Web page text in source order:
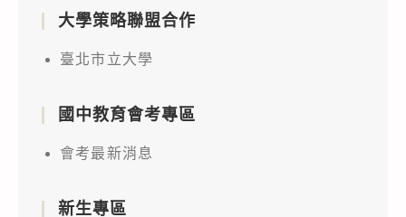
大學策略聯盟合作
臺北市立大學
國中教育會考專區
會考最新消息
新生專區